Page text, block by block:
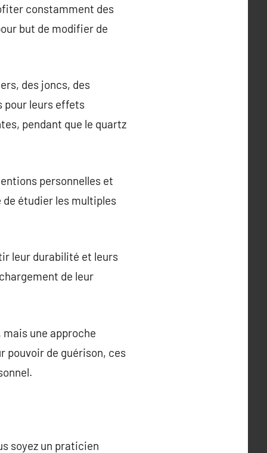
constamment des
but de modifier de
des joncs, des
pour leurs effets
pendant que le quartz
personnelles et
étudier les multiples
leur durabilité et leurs
de leur
mais une approche
pouvoir de guérison, ces
soyez un praticien